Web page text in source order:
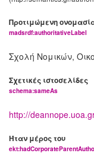
Προτιμώμενη
madsrdf:authoritativeLabel
Σχολή Νομικών,
Σχετικές ιστοσελίδες
schema:sameAs
http://
Ήταν μέρος του